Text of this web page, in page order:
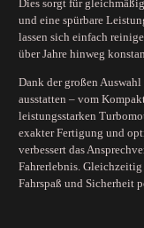
Dies sorgt für
und eine spürbare
lassen sich einfach
über Jahre hinweg
Dank der großen
ausstatten – vom
leistungsstarken
exakter Fertigung und
verbessert das
Fahrerlebnis.
Fahrspaß und Sicherheit